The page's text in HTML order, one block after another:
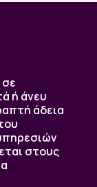
ή άνευ
άδεια
στους